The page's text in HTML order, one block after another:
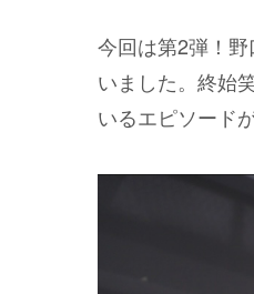
今回は第2弾！
いました。終始
いるエピソード